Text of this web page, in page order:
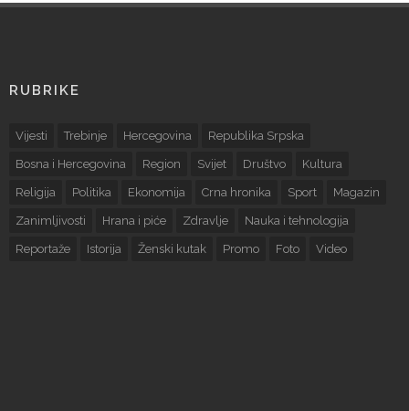
RUBRIKE
Vijesti Trebinje Hercegovina Republika Srpska
Bosna i Hercegovina Region Svijet Društvo Kultura
Religija Politika Ekonomija Crna hronika Sport Magazin
Zanimljivosti Hrana i piće Zdravlje Nauka i tehnologija
Reportaže Istorija Ženski kutak Promo Foto Video